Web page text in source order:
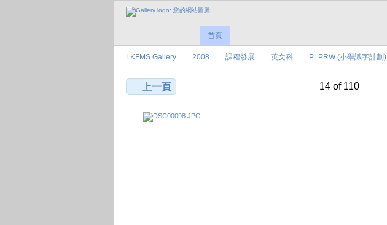
首頁
LKFMS Gallery 2008 課程發展 英文科 PLPRW (小學識字計劃)
上一頁 14 of 110